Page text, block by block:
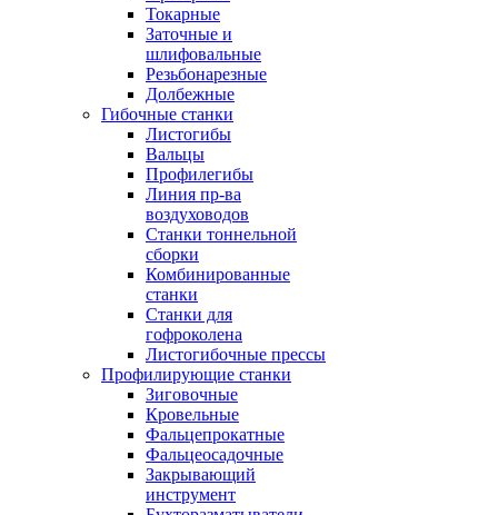
Токарные
Заточные и
шлифовальные
Резьбонарезные
Долбежные
Гибочные станки
Листогибы
Вальцы
Профилегибы
Линия пр-ва
воздуховодов
Станки тоннельной
сборки
Комбинированные
станки
Станки для
гофроколена
Листогибочные прессы
Профилирующие станки
Зиговочные
Кровельные
Фальцепрокатные
Фальцеосадочные
Закрывающий
инструмент